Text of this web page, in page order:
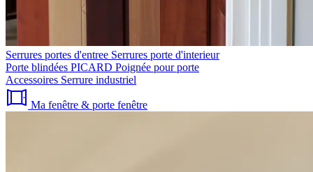
Serrures portes d'entree Serrures porte d'interieur
Porte blindées PICARD Poignée pour porte
Accessoires Serrure industriel
Ma fenêtre & porte fenêtre